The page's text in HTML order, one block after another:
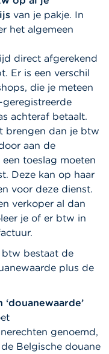
van je pakje. In
het algemeen
direct afgerekend
Er is een verschil
die je meteen
achteraf betaalt.
brengen dan je btw
aan de
toeslag moeten
Deze kan op haar
voor deze dienst.
verkoper al dan
je of er btw in
bestaat de
plus de
genoemd,
Belgische douane